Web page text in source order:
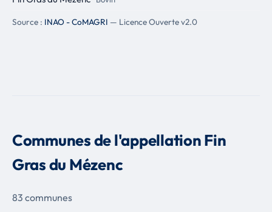
Source : INAO - CoMAGRI — Licence Ouverte v2.0
Communes de l'appellation Fin
Gras du Mézenc
83 communes